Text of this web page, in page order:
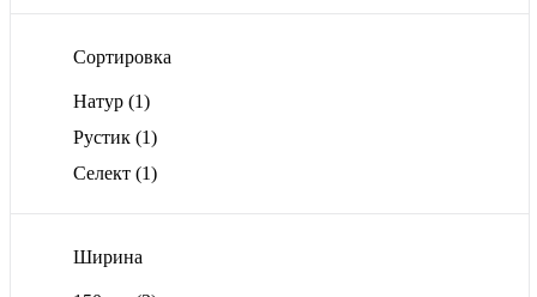
Сортировка
Натур (1)
Рустик (1)
Селект (1)
Ширина